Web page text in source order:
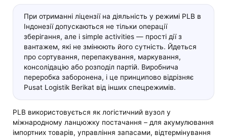
При отриманні ліцензії на діяльність у режимі PLB в
Індонезії допускаються не тільки операції
зберігання, але і simple activities — прості дії з
вантажем, які не змінюють його сутність. Йдеться
про сортування, перепакування, маркування,
консолідацію або розподіл партій. Виробнича
переробка заборонена, і це принципово відрізняє
Pusat Logistik Berikat від інших спецрежимів.
PLB використовується як логістичний вузол у
міжнародному ланцюжку постачання – для акумулювання
імпортних товарів, управління запасами, відтермінування